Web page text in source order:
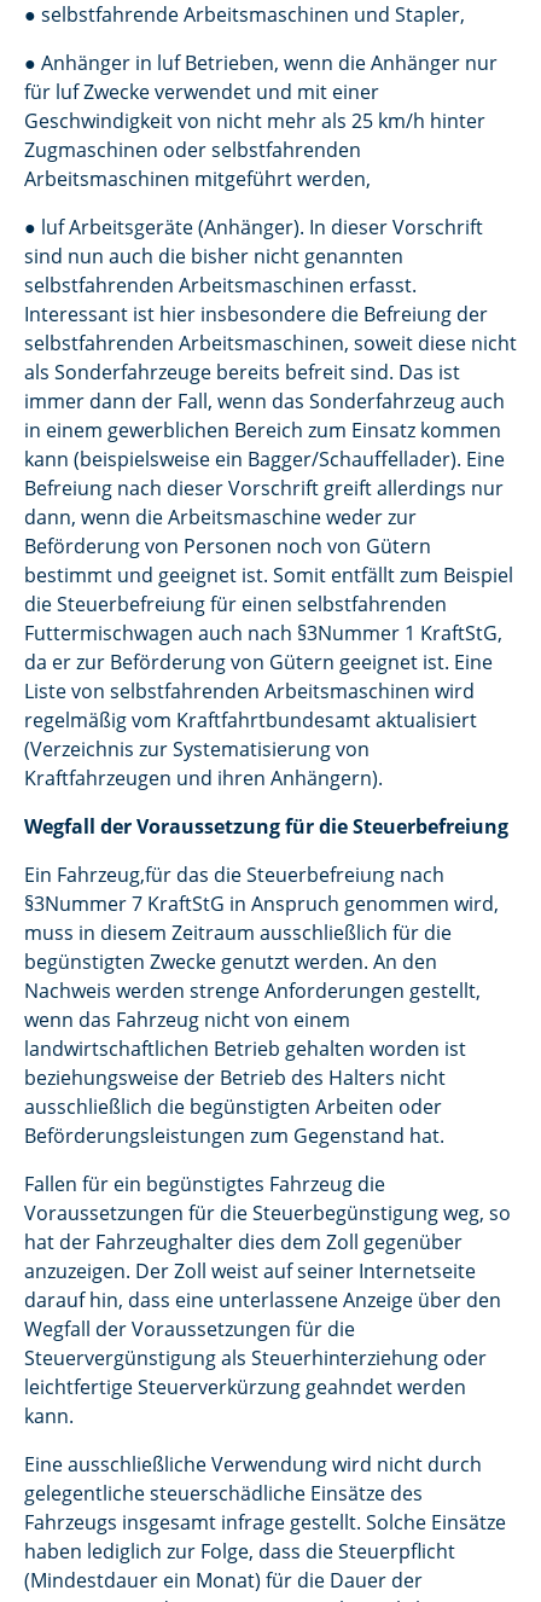
● selbstfahrende Arbeitsmaschinen und Stapler,
● Anhänger in luf Betrieben, wenn die Anhänger nur
für luf Zwecke verwendet und mit einer
Geschwindigkeit von nicht mehr als 25 km/h hinter
Zugmaschinen oder selbstfahrenden
Arbeitsmaschinen mitgeführt werden,
● luf Arbeitsgeräte (Anhänger). In dieser Vorschrift
sind nun auch die bisher nicht genannten
selbstfahrenden Arbeitsmaschinen erfasst.
Interessant ist hier insbesondere die Befreiung der
selbstfahrenden Arbeitsmaschinen, soweit diese nicht
als Sonderfahrzeuge bereits befreit sind. Das ist
immer dann der Fall, wenn das Sonderfahrzeug auch
in einem gewerblichen Bereich zum Einsatz kommen
kann (beispielsweise ein Bagger/Schauffellader). Eine
Befreiung nach dieser Vorschrift greift allerdings nur
dann, wenn die Arbeitsmaschine weder zur
Beförderung von Personen noch von Gütern
bestimmt und geeignet ist. Somit entfällt zum Beispiel
die Steuerbefreiung für einen selbstfahrenden
Futtermischwagen auch nach §3Nummer 1 KraftStG,
da er zur Beförderung von Gütern geeignet ist. Eine
Liste von selbstfahrenden Arbeitsmaschinen wird
regelmäßig vom Kraftfahrtbundesamt aktualisiert
(Verzeichnis zur Systematisierung von
Kraftfahrzeugen und ihren Anhängern).
Wegfall der Voraussetzung für die Steuerbefreiung
Ein Fahrzeug,für das die Steuerbefreiung nach
§3Nummer 7 KraftStG in Anspruch genommen wird,
muss in diesem Zeitraum ausschließlich für die
begünstigten Zwecke genutzt werden. An den
Nachweis werden strenge Anforderungen gestellt,
wenn das Fahrzeug nicht von einem
landwirtschaftlichen Betrieb gehalten worden ist
beziehungsweise der Betrieb des Halters nicht
ausschließlich die begünstigten Arbeiten oder
Beförderungsleistungen zum Gegenstand hat.
Fallen für ein begünstigtes Fahrzeug die
Voraussetzungen für die Steuerbegünstigung weg, so
hat der Fahrzeughalter dies dem Zoll gegenüber
anzuzeigen. Der Zoll weist auf seiner Internetseite
darauf hin, dass eine unterlassene Anzeige über den
Wegfall der Voraussetzungen für die
Steuervergünstigung als Steuerhinterziehung oder
leichtfertige Steuerverkürzung geahndet werden
kann.
Eine ausschließliche Verwendung wird nicht durch
gelegentliche steuerschädliche Einsätze des
Fahrzeugs insgesamt infrage gestellt. Solche Einsätze
haben lediglich zur Folge, dass die Steuerpflicht
(Mindestdauer ein Monat) für die Dauer der